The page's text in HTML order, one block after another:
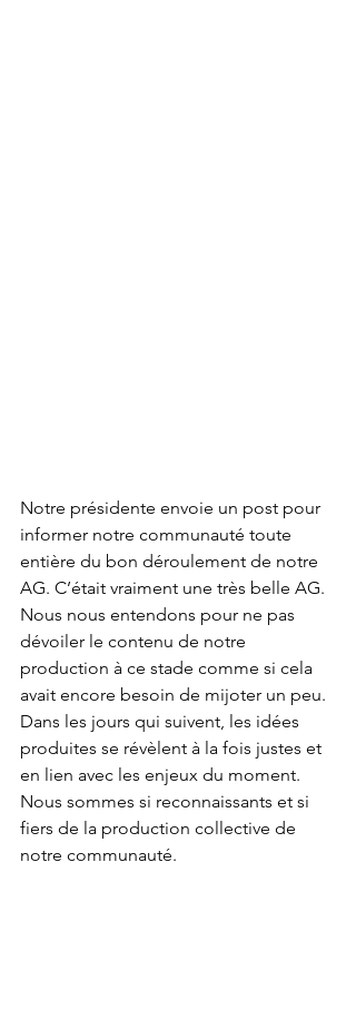
Notre présidente envoie un post pour
informer notre communauté toute
entière du bon déroulement de notre
AG. C’était vraiment une très belle AG.
Nous nous entendons pour ne pas
dévoiler le contenu de notre
production à ce stade comme si cela
avait encore besoin de mijoter un peu.
Dans les jours qui suivent, les idées
produites se révèlent à la fois justes et
en lien avec les enjeux du moment.
Nous sommes si reconnaissants et si
fiers de la production collective de
notre communauté.